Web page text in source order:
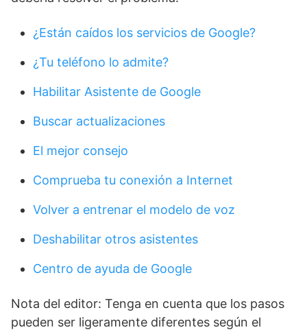
¿Están caídos los servicios de Google?
¿Tu teléfono lo admite?
Habilitar Asistente de Google
Buscar actualizaciones
El mejor consejo
Comprueba tu conexión a Internet
Volver a entrenar el modelo de voz
Deshabilitar otros asistentes
Centro de ayuda de Google
Nota del editor: Tenga en cuenta que los pasos
pueden ser ligeramente diferentes según el